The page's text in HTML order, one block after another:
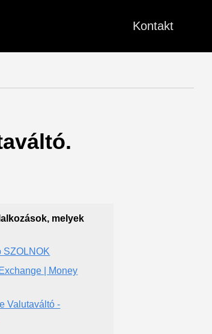
Kontakt
melyek
SZOLNOK
| Money
Valutaváltó -